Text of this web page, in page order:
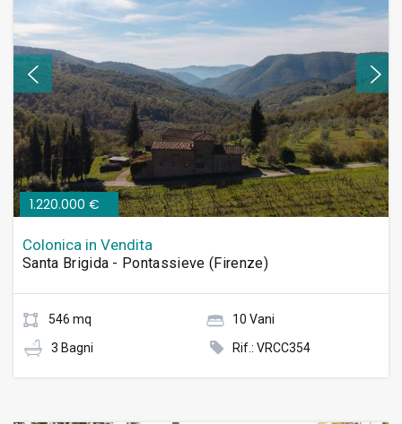
1.220.000 €
Colonica in Vendita
Santa Brigida - Pontassieve (Firenze)
546 mq
10 Vani
3 Bagni
Rif.: VRCC354